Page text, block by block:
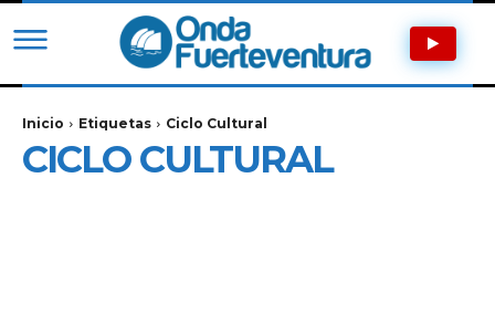
Inicio Etiquetas Ciclo Cultural
CICLO CULTURAL